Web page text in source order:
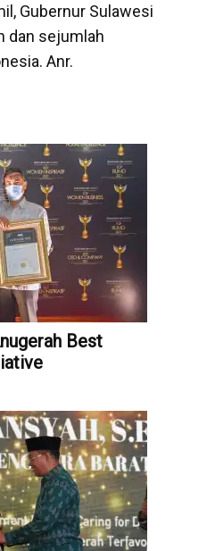
Gubernur Sulawesi
dan sejumlah
Anr.
Best